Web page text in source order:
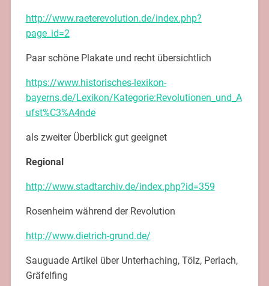
http://www.raeterevolution.de/index.php?
page_id=2
Paar schöne Plakate und recht übersichtlich
https://www.historisches-lexikon-
bayerns.de/Lexikon/Kategorie:Revolutionen_und_A
ufst%C3%A4nde
als zweiter Überblick gut geeignet
Regional
http://www.stadtarchiv.de/index.php?id=359
Rosenheim während der Revolution
http://www.dietrich-grund.de/
Sauguade Artikel über Unterhaching, Tölz, Perlach,
Gräfelfing